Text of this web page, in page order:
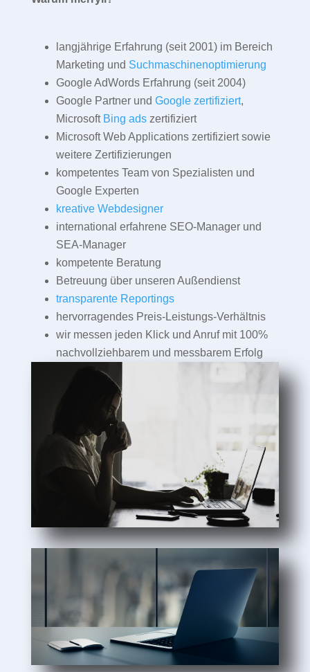
langjährige Erfahrung (seit 2001) im Bereich
Marketing und Suchmaschinenoptimierung
Google AdWords Erfahrung (seit 2004)
Google Partner und Google zertifiziert,
Microsoft Bing adszertifiziert
Microsoft Web Applications zertifiziert sowie
weitere Zertifizierungen
kompetentes Team von Spezialisten und
Google Experten
kreative Webdesigner
international erfahrene SEO-Manager und
SEA-Manager
kompetente Beratung
Betreuung über unseren Außendienst
transparente Reportings
hervorragendes Preis-Leistungs-Verhältnis
wir messen jeden Klick und Anruf mit 100%
nachvollziehbarem und messbarem Erfolg